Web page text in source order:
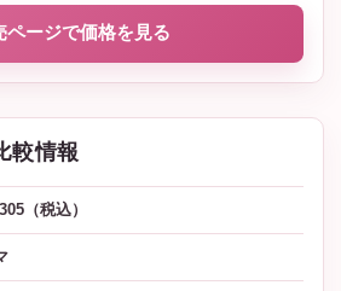
ページで価格を見る
較情報
（税込）